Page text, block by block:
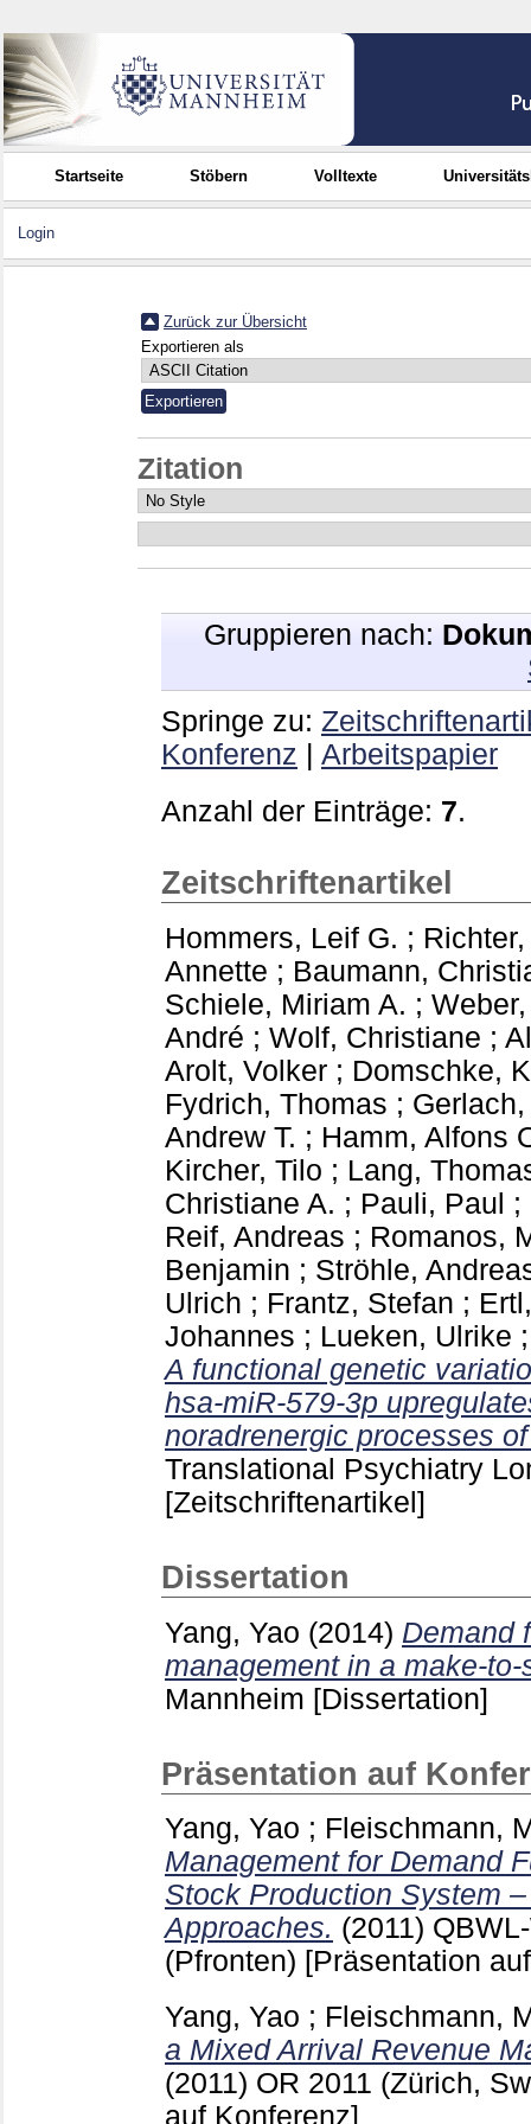
Startseite Stöbern Volltexte
Login
Zurück zur Übersicht
Exportieren als
Zitation
Gruppieren nach:
Springe zu:
Konferenz
Arbeitspapier
Anzahl der Einträge: 7.
Zeitschriftenartikel
Hommers, Leif G. ;
Annette ; Baumann,
Schiele, Miriam A. ;
André ; Wolf, Christiane ;
Arolt, Volker ; Domschke,
Fydrich, Thomas ;
Andrew T. ; Hamm, Alfons
Kircher, Tilo ; Lang,
Christiane A. ; Pauli, Paul ;
Reif, Andreas ; Romanos,
Benjamin ; Ströhle,
Ulrich ; Frantz, Stefan ;
Johannes ; Lueken, Ulrike
A functional genetic
hsa-miR-579-3p
noradrenergic processes
Translational Psychiatry
[Zeitschriftenartikel]
Dissertation
Yang, Yao (2014) Demand
management in a make-
Mannheim [Dissertation]
Präsentation auf
Yang, Yao ; Fleischmann,
Management for Demand
Stock Production System
Approaches. (2011)
(Pfronten) [Präsentation
Yang, Yao ; Fleischmann,
a Mixed Arrival Revenue
(2011) OR 2011 (Zürich,
auf Konferenz]